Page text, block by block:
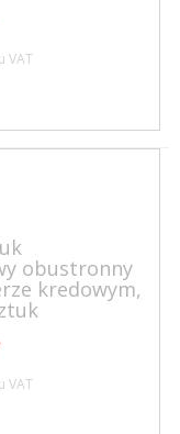
VAT
obustronny
kredowym,
VAT